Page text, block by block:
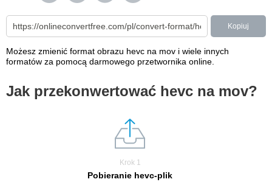
Kopiuj
Możesz zmienić format obrazu hevc na mov i wiele innych
formatów za pomocą darmowego przetwornika online.
Jak przekonwertować hevc na mov?
Krok 1
Pobieranie hevc-plik